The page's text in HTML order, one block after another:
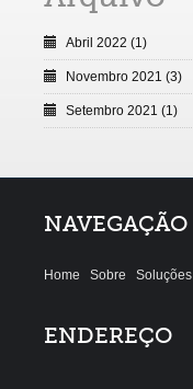
Abril 2022 (1)
Novembro 2021 (3)
Setembro 2021 (1)
NAVEGAÇÃO
Home Sobre Soluções
ENDEREÇO